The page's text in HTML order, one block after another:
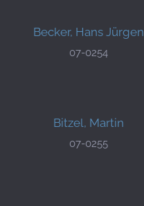
Becker, Hans Jürgen
07-0254
Bitzel, Martin
07-0255